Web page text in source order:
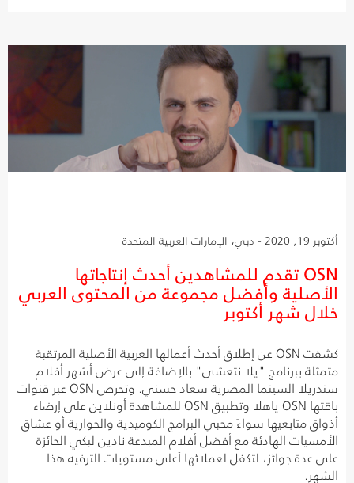
أكتوبر 19, 2020 - دبي، الإمارات العربية المتحدة
OSN تقدم للمشاهدين أحدث إنتاجاتها
الأصلية وأفضل مجموعة من المحتوى العربي
خلال شهر أكتوبر
كشفت OSN عن إطلاق أحدث أعمالها العربية الأصلية المرتقبة
متمثلة ببرنامج "يلا نتعشى" بالإضافة إلى عرض أشهر أفلام
سندريلا السينما المصرية سعاد حسني. وتحرص OSN عبر قنوات
باقتها OSN ياهلا وتطبيق OSN للمشاهدة أونلاين على إرضاء
أذواق متابعيها سواءً محبي البرامج الكوميدية والحوارية أو عشاق
الأمسيات الهادئة مع أفضل أفلام المبدعة نادين لبكي الحائزة
على عدة جوائز، لتكفل لعملائها أعلى مستويات الترفيه هذا
الشهر.